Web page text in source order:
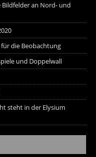
an Nord- und
die Beobachtung
und Doppelwall
steht in der Elysium